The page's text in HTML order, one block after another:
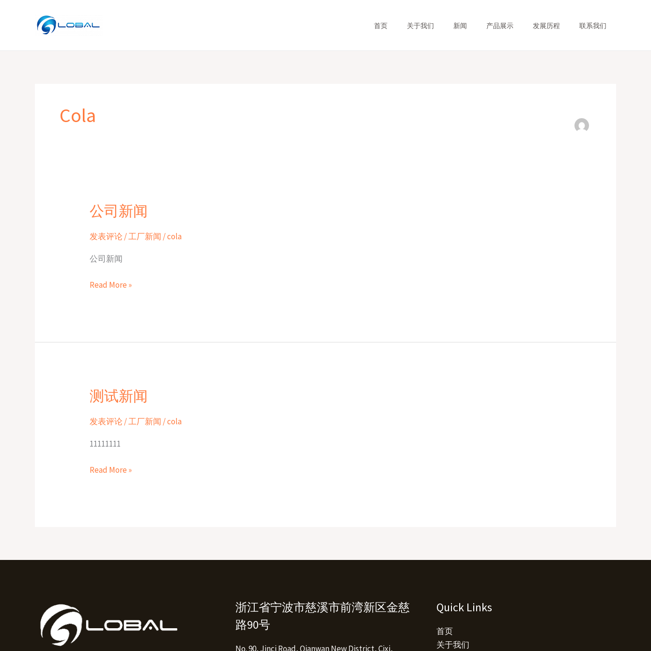
首页 关于我们 新闻 产品展示 发展历程 联系我们
Cola
公司新闻
发表评论 /工厂新闻 /cola
公司新闻
公
新
Read More »
测试新闻
发表评论 /工厂新闻 /cola
11111111
测
试
新
Read More »
浙江省宁波市慈溪市前湾新区金慈
路90号
No. 90, Jinci Road, Qianwan New District, Cixi,
Quick Links
首页
关于我们